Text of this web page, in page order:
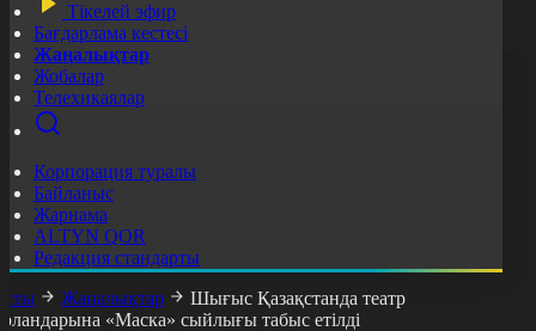
Тікелей эфир
Бағдарлама кестесі
Жаңалықтар
Жобалар
Телехикаялар
Корпорация туралы
Байланыс
Жарнама
ALTYN QOR
Редакция стандарты
Жаңалықтар
Шығыс Қазақстанда театр
«Маска» сыйлығы табыс етілді